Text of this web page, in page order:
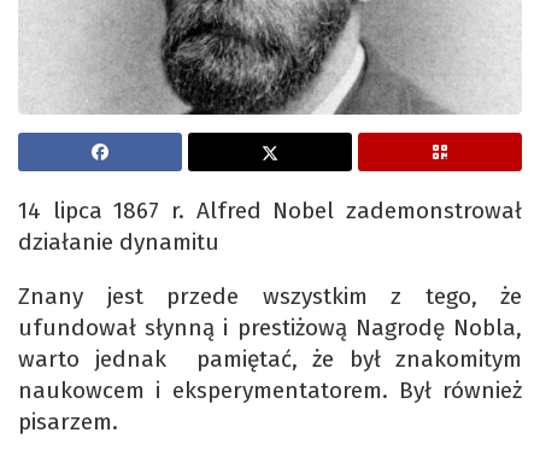
14 lipca 1867 r. Alfred Nobel zademonstrował
działanie dynamitu
Znany jest przede wszystkim z tego, że
ufundował słynną i prestiżową Nagrodę Nobla,
warto jednak pamiętać, że był znakomitym
naukowcem i eksperymentatorem. Był również
pisarzem.